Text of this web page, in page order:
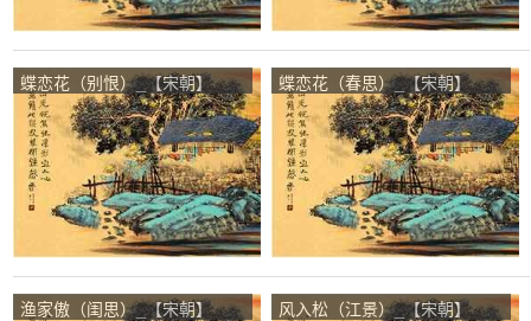
蝶恋花（别恨）_【宋朝】
_【吴礼之】
蝶恋花（春思）_【宋朝】
_【吴礼之】
渔家傲（闺思）_【宋朝】
风入松（江景）_【宋朝】